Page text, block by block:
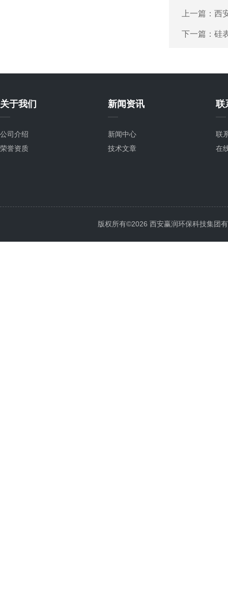
上一篇： 西
下一篇： 硅
关于我们
公司介绍
荣誉资质
新闻资讯
新闻中心
技术文章
联
联
在
版权所有©2026 西安赢润环保科技集团